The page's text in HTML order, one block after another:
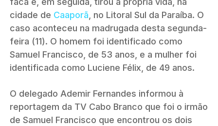
cidade de Caaporã, no Litoral Sul da Paraíba. O
caso aconteceu na madrugada desta segunda-
feira (11). O homem foi identificado como
Samuel Francisco, de 53 anos, e a mulher foi
identificada como Luciene Félix, de 49 anos.
O delegado Ademir Fernandes informou à
reportagem da TV Cabo Branco que foi o irmão
de Samuel Francisco que encontrou os dois